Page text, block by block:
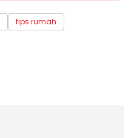
tips rumah